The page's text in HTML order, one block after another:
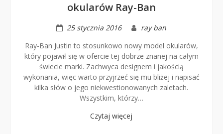
okularów Ray-Ban
25 stycznia 2016
ray ban
Ray-Ban Justin to stosunkowo nowy model okularów,
który pojawił się w ofercie tej dobrze znanej na całym
świecie marki. Zachwyca designem i jakością
wykonania, więc warto przyjrzeć się mu bliżej i napisać
kilka słów o jego niekwestionowanych zaletach.
Wszystkim, którzy…
Czytaj więcej